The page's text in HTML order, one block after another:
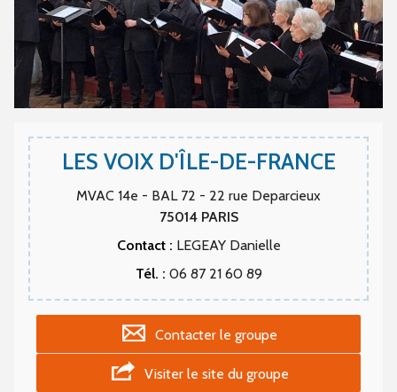
LES VOIX D'ÎLE-DE-FRANCE
MVAC 14e - BAL 72 - 22 rue Deparcieux
75014 PARIS
Contact : LEGEAY Danielle
Tél. : 06 87 21 60 89
Contacter le groupe
Visiter le site du groupe